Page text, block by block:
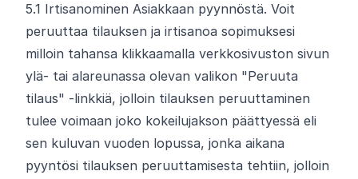
5.1 Irtisanominen Asiakkaan pyynnöstä. Voit
peruuttaa tilauksen ja irtisanoa sopimuksesi
milloin tahansa klikkaamalla verkkosivuston sivun
ylä- tai alareunassa olevan valikon "Peruuta
tilaus" -linkkiä, jolloin tilauksen peruuttaminen
tulee voimaan joko kokeilujakson päättyessä eli
sen kuluvan vuoden lopussa, jonka aikana
pyyntösi tilauksen peruuttamisesta tehtiin, jolloin